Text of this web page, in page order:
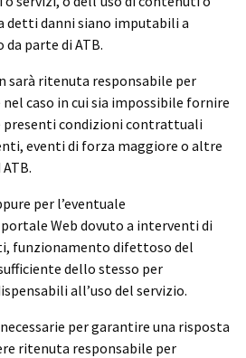
detti danni siano imputabili a
parte di ATB.
sarà ritenuta responsabile per
caso in cui sia impossibile fornire
condizioni contrattuali
eventi di forza maggiore o altre
per l’eventuale
Web dovuto a interventi di
funzionamento difettoso del
dello stesso per
all’uso del servizio.
per garantire una risposta
ritenuta responsabile per